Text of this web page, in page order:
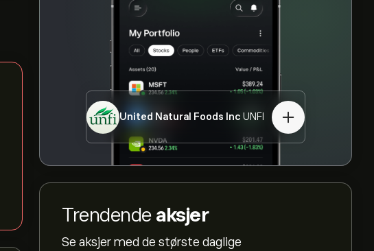
United Natural Foods Inc UNFI
Trendende aksjer
Se aksjer med de største daglige